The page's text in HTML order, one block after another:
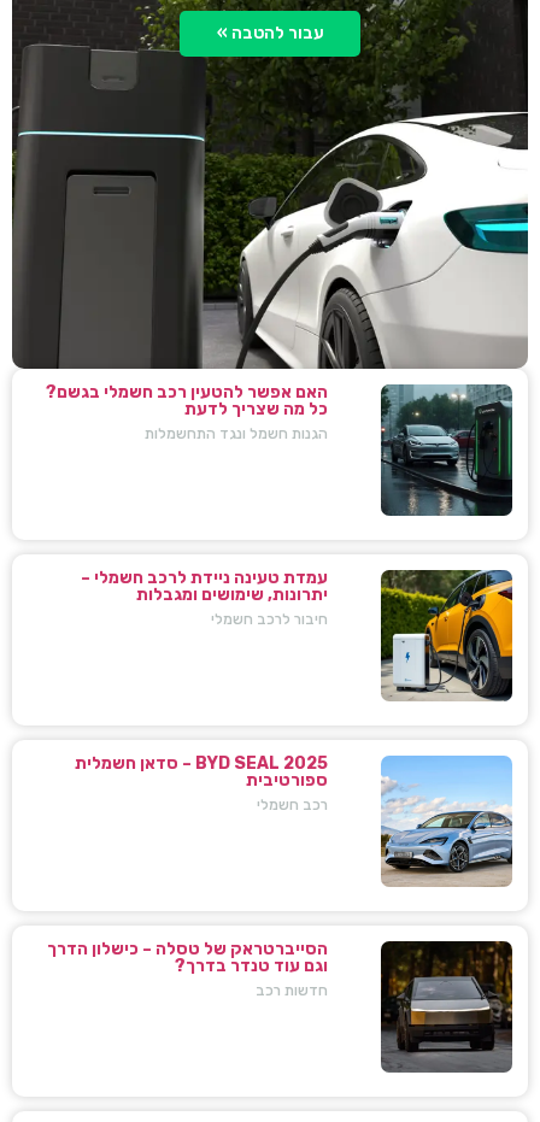
עבור להטבה »
האם אפשר להטעין רכב חשמלי בגשם?
כל מה שצריך לדעת
הגנות חשמל ונגד התחשמלות
עמדת טעינה ניידת לרכב חשמלי –
יתרונות, שימושים ומגבלות
חיבור לרכב חשמלי
BYD SEAL 2025 – סדאן חשמלית
ספורטיבית
רכב חשמלי
הסייברטראק של טסלה – כישלון הדרך
וגם עוד טנדר בדרך?
חדשות רכב